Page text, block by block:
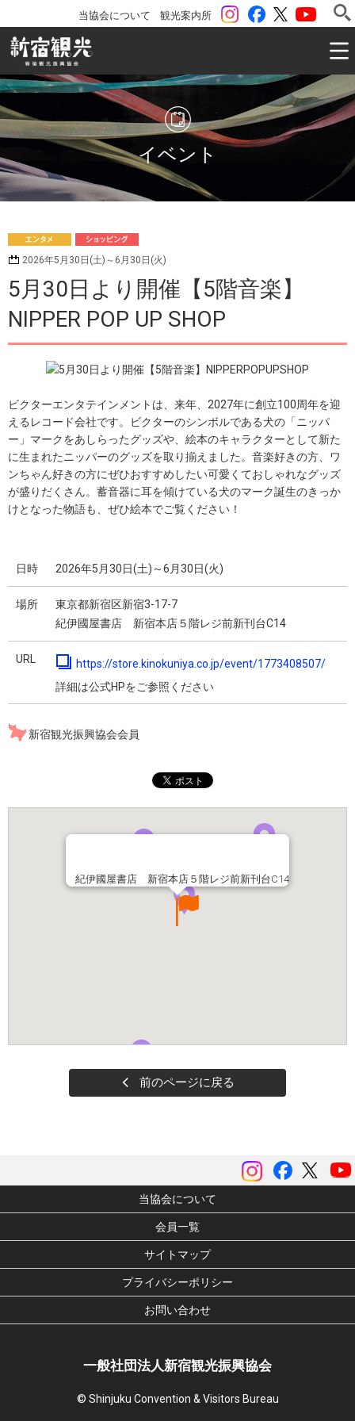
ツイッター
Facebook
instagram
観光案内所
当協会について
一般社団法人 新宿観光振興協会 Shinjuku
イベント
ンタメ
ョッピング
2026年5月30日(土)～6月30日(火)
5月30日より開催【5階音楽】
NIPPER POP UP SHOP
ビクターエンタテインメントは、来年、2027年に創立100周年を迎
えるレコード会社です。ビクターのシンボルである犬の「ニッパ
ー」マークをあしらったグッズや、絵本のキャラクターとして新た
に生まれたニッパーのグッズを取り揃えました。音楽好きの方、ワ
ンちゃん好きの方にぜひおすすめしたい可愛くておしゃれなグッズ
が盛りだくさん。蓄音器に耳を傾けている犬のマーク誕生のきっか
けとなった物語も、ぜひ絵本でご覧ください！
日時 2026年5月30日(土)～6月30日(火)
場所
東京都新宿区新宿3-17-7
紀伊國屋書店 新宿本店５階レジ前新刊台C14
URL
https://store.kinokuniya.co.jp/event/1773408507/
詳細は公式HPをご参照ください
新宿観光振興協会会員
紀伊國屋書店 新宿本店５階レジ前新刊台C14
前のページに戻る
ツイ
Facebook
instagram
当協会について
会員一覧
サイトマップ
プライバシーポリシー
お問い合わせ
一般社団法人新宿観光振興協会
© Shinjuku Convention & Visitors Bureau